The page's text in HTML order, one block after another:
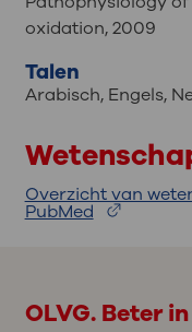
oxidation, 2009
Talen
Arabisch,Engels,
Overzicht van
PubMed
OLVG. Beter